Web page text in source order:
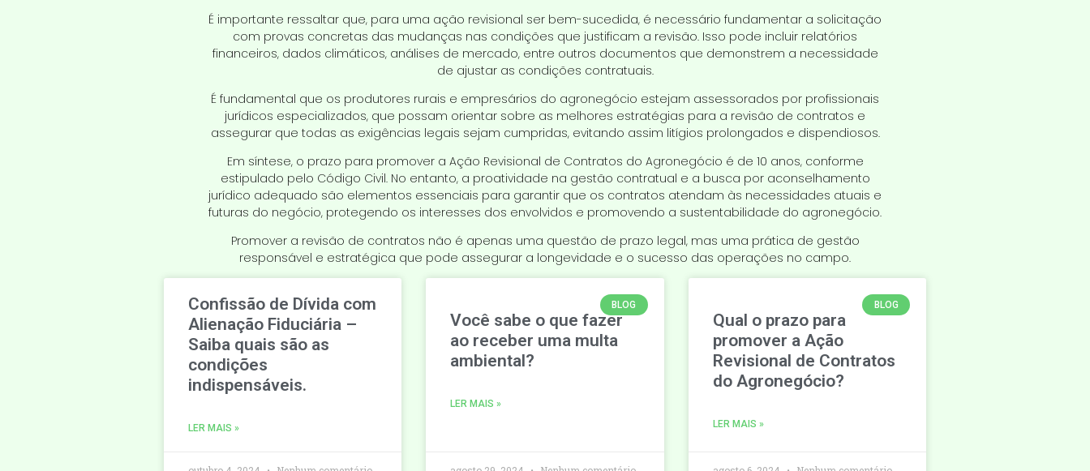
É importante ressaltar que, para uma ação revisional ser bem-sucedida, é necessário fundamentar a solicitação
com provas concretas das mudanças nas condições que justificam a revisão. Isso pode incluir relatórios
financeiros, dados climáticos, análises de mercado, entre outros documentos que demonstrem a necessidade
de ajustar as condições contratuais.
É fundamental que os produtores rurais e empresários do agronegócio estejam assessorados por profissionais
jurídicos especializados, que possam orientar sobre as melhores estratégias para a revisão de contratos e
assegurar que todas as exigências legais sejam cumpridas, evitando assim litígios prolongados e dispendiosos.
Em síntese, o prazo para promover a Ação Revisional de Contratos do Agronegócio é de 10 anos, conforme
estipulado pelo Código Civil. No entanto, a proatividade na gestão contratual e a busca por aconselhamento
jurídico adequado são elementos essenciais para garantir que os contratos atendam às necessidades atuais e
futuras do negócio, protegendo os interesses dos envolvidos e promovendo a sustentabilidade do agronegócio.
Promover a revisão de contratos não é apenas uma questão de prazo legal, mas uma prática de gestão
responsável e estratégica que pode assegurar a longevidade e o sucesso das operações no campo.
Confissão de Dívida com
Alienação Fiduciária –
Saiba quais são as
condições
indispensáveis.
LER MAIS »
BLOG
Você sabe o que fazer
ao receber uma multa
ambiental?
LER MAIS »
BLOG
Qual o prazo para
promover a Ação
Revisional de Contratos
do Agronegócio?
LER MAIS »